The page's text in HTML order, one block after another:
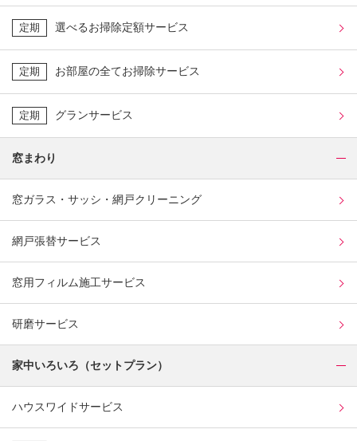
定期 選べるお掃除定額サービス
定期 お部屋の全てお掃除サービス
定期 グランサービス
窓まわり
窓ガラス・サッシ・網戸クリーニング
網戸張替サービス
窓用フィルム施工サービス
研磨サービス
家中いろいろ（セットプラン）
ハウスワイドサービス